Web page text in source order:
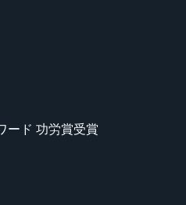
ード 功労賞受賞